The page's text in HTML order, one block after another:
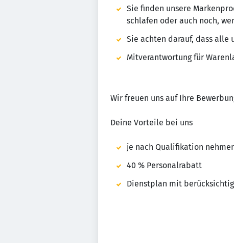
Sie finden unsere
schlafen oder auch noch,
Sie achten darauf, dass alle
Mitverantwortung für
Wir freuen uns auf Ihre
Deine Vorteile bei uns
je nach Qualifikation
40 % Personalrabatt
Dienstplan mit